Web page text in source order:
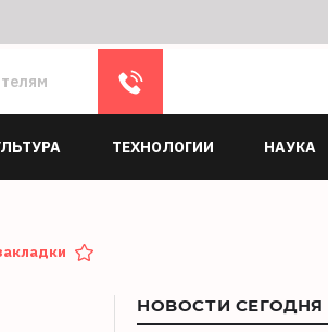
ТЕХНОЛОГИИ НАУКА
НОВОСТИ СЕГОДНЯ